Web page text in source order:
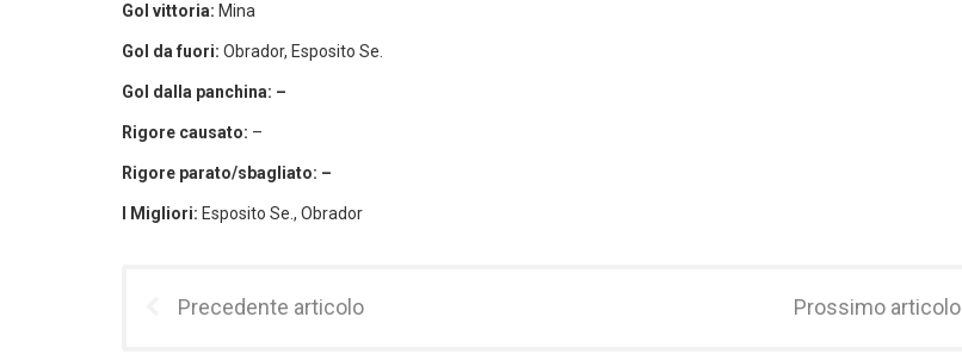
Gol vittoria: Mina
Gol da fuori: Obrador, Esposito Se.
Gol dalla panchina: –
Rigore causato: –
Rigore parato/sbagliato: –
I Migliori: Esposito Se., Obrador
Precedente articolo Prossimo articolo